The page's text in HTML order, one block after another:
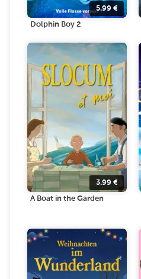
5.99 €
Dolphin Boy 2
3.99 €
A Boat in the Garden